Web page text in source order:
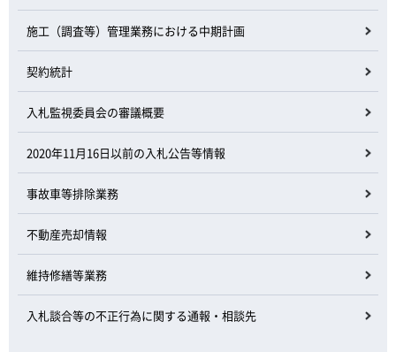
施工（調査等）管理業務における中期計画
契約統計
入札監視委員会の審議概要
2020年11月16日以前の入札公告等情報
事故車等排除業務
不動産売却情報
維持修繕等業務
入札談合等の不正行為に関する通報・相談先